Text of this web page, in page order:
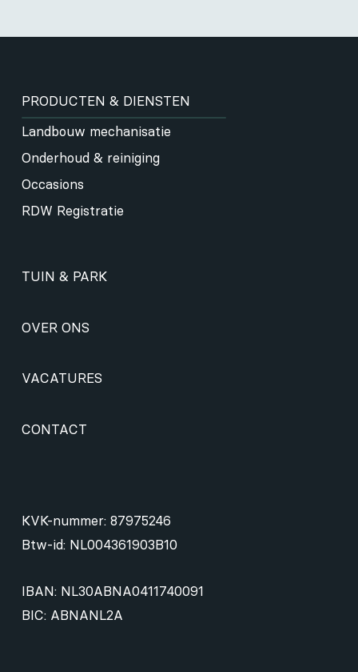
PRODUCTEN & DIENSTEN
Landbouw mechanisatie
Onderhoud & reiniging
Occasions
RDW Registratie
TUIN & PARK
OVER ONS
VACATURES
CONTACT
KVK-nummer: 87975246
Btw-id: NL004361903B10
IBAN: NL30ABNA0411740091
BIC: ABNANL2A